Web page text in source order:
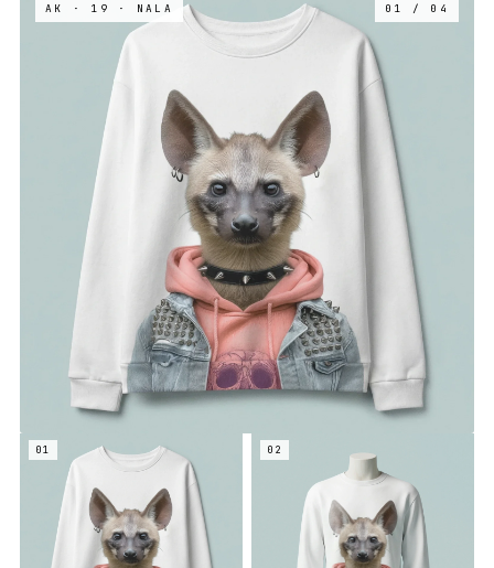
AK · 19 · NALA 01 / 04
01 02